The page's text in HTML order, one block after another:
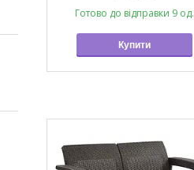
Готово до відправки 9 од.
Купити